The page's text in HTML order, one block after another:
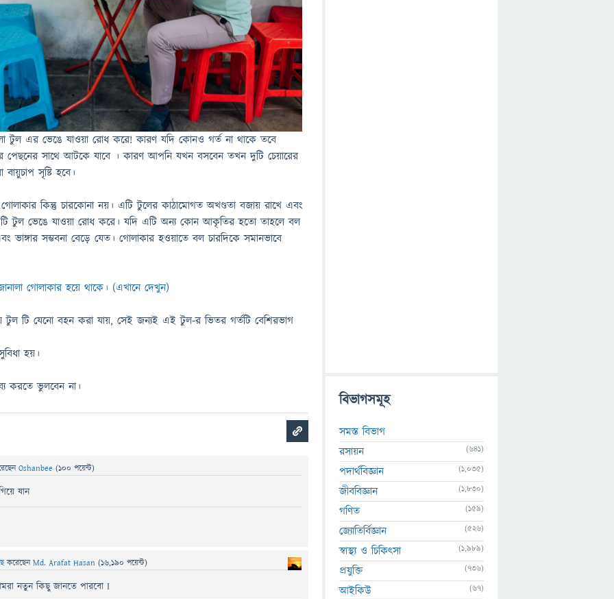
এর ভেঙে যাওয়া রোধ করে! কারণ যদি কোনও গর্ত না থাকে তবে
পেছনের সাথে আটকে যাবে । কারণ আপনি যখন বসবেন তখন দুটি চেয়ারের
বায়ুচাপ সৃষ্টি হবে।
গোলাকার কিন্তু চারকোনা নয়। এটি টুলের কাঠামোগত অখণ্ডতা বজায় রাখে এবং
টুল ভেঙে যাওয়া রোধ করে। যদি এটি অন্য কোন আকৃতির হতো তাহলে বল
ভাঙ্গার সম্ভবনা বেড়ে যেত। গোলাকার হওয়াতে বল চারদিকে সমানভাবে
গোলাকার হয়ে থাকে। (এখানে দেখুন)
টুল টি যেনো বহন করা যায়, সেই জন্যই এই টুল-র ভিতর গর্তটি বেশিরভাগ
হয়।
করতে ভুলবেন না।
Oshanbee (100 পয়েন্ট)
যান
করেছেনMd. Arafat Hasan (16,190 পয়েন্ট)
নতুন কিছু জানতে পারবো I
বিভাগসমূহ
সমস্ত বিভাগ
রসায়ন
(641)
পদার্থবিজ্ঞান (1,035)
জীববিজ্ঞান (1,830)
গণিত (159)
জ্যোতির্বিজ্ঞান (526)
স্বাস্থ্য ও চিকিৎসা (1,989)
প্রযুক্তি (736)
আইকিউ (67)